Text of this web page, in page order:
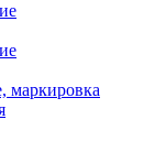
маркировка